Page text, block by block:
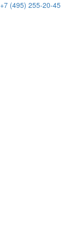
+7 (495) 255-20-45